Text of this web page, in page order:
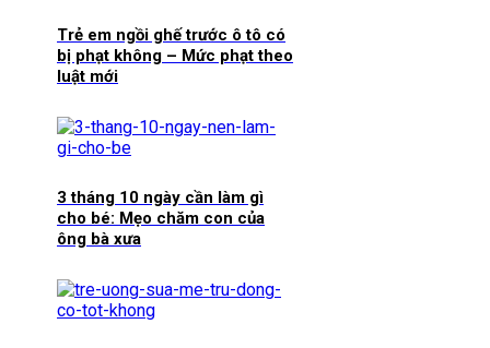
Trẻ em ngồi ghế trước ô tô có
bị phạt không – Mức phạt theo
luật mới
3 tháng 10 ngày cần làm gì
cho bé: Mẹo chăm con của
ông bà xưa